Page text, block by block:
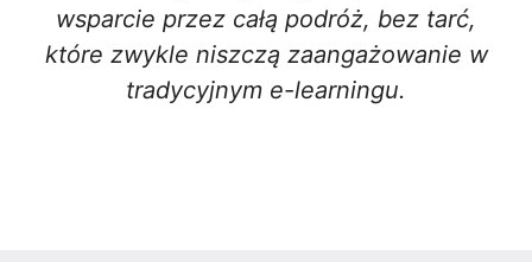
wsparcie przez całą podróż, bez tarć,
które zwykle niszczą zaangażowanie w
tradycyjnym e-learningu.